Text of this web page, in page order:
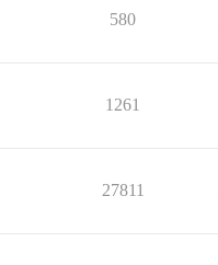
580
1261
27811